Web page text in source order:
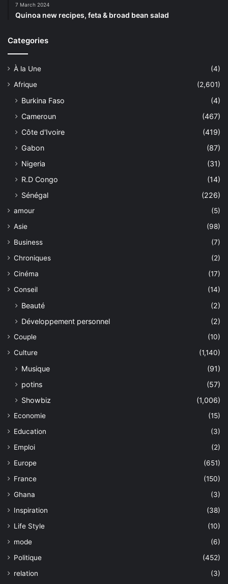
7 March 2024
Quinoa new recipes, feta & broad bean salad
Categories
À la Une
(4)
Afrique
(2,601)
Burkina Faso
(4)
Cameroun
(467)
Côte d'Ivoire
(419)
Gabon
(87)
Nigeria
(31)
R.D Congo
(14)
Sénégal
(226)
amour
(5)
Asie
(98)
Business
(7)
Chroniques
(2)
Cinéma
(17)
Conseil
(14)
Beauté
(2)
Développement personnel
(2)
Couple
(10)
Culture
(1,140)
Musique
(91)
potins
(57)
Showbiz
(1,006)
Economie
(15)
Education
(3)
Emploi
(2)
Europe
(651)
France
(150)
Ghana
(3)
Inspiration
(38)
Life Style
(10)
mode
(6)
Politique
(452)
relation
(3)